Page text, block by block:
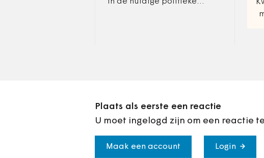
Plaats als eerste een reactie
U moet ingelogd zijn om een reactie
Maak een account Login